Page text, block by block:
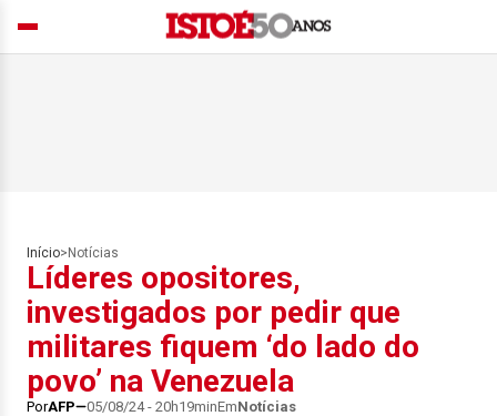
Início> Notícias
Líderes opositores,
investigados por pedir que
militares fiquem ‘do lado do
povo’ na Venezuela
PorAFP 05/08/24 - 20h19minEmNotícias